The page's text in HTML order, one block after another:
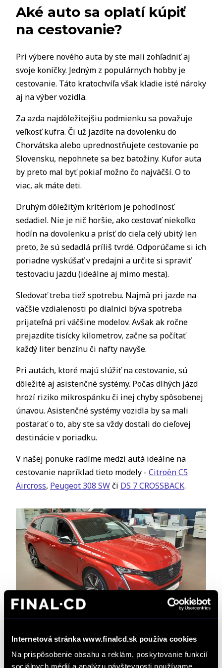
Internetová stránka www.finalcd.sk používa cookies
Na prispôsobenie obsahu a reklám, poskytovanie funkcií
Aké auto sa oplatí kúpiť
na cestovanie?
Pri výbere nového auta by ste mali zohľadniť aj
svoje koníčky. Jedným z populárnych hobby je
cestovanie. Táto kratochvíľa však kladie isté nároky
aj na výber vozidla.
Za azda najdôležitejšiu podmienku sa považuje
veľkosť kufra. Či už jazdíte na dovolenku do
Chorvátska alebo uprednostňujete cestovanie po
Slovensku, nepohnete sa bez batožiny. Kufor auta
by preto mal byť pokiaľ možno čo najväčší. O to
viac, ak máte deti.
Druhým dôležitým kritériom je pohodlnosť
sedadiel. Nie je nič horšie, ako cestovať niekoľko
hodín na dovolenku a prísť do cieľa celý ubitý len
preto, že sú sedadlá príliš tvrdé. Odporúčame si ich
poriadne vyskúšať v predajni a určite si spraviť
testovaciu jazdu (ideálne aj mimo mesta).
Sledovať treba tiež spotrebu. Najmä pri jazde na
väčšie vzdialenosti po dialnici býva spotreba
prijateľná pri väčšine modelov. Avšak ak ročne
prejazdíte tisícky kilometrov, začne sa počítať
každý liter benzínu či nafty navyše.
Pri autách, ktoré majú slúžiť na cestovanie, sú
dôležité aj asistenčné systémy. Počas dlhých jázd
hrozí riziko mikrospánku či inej chyby spôsobenej
únavou. Asistenčné systémy vozidla by sa mali
postarať o to, aby ste sa vždy dostali do cieľovej
destinácie v poriadku.
V našej ponuke radíme medzi autá ideálne na
cestovanie napríklad tieto modely - Citroën C5
Aircross, Peugeot 308 SWči DS 7 CROSSBACK.
Autá vhodné pre
športovejšiu jazdu